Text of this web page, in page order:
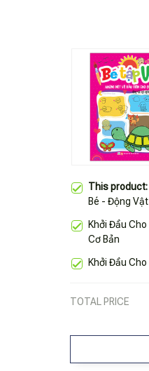
This product:
Bé - Động
Khởi Đầu
Cơ Bản
Khởi Đầu
TOTAL PRICE